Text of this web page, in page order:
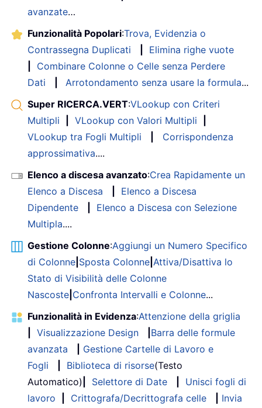
avanzate…
Funzionalità Popolari:Trova, Evidenzia o
Contrassegna Duplicati
Elimina righe vuote
Combinare Colonne o Celle senza Perdere
Dati
Arrotondamento senza usare la formula...
Super RICERCA.VERT:VLookup con Criteri
Multipli
VLookup con Valori Multipli
VLookup tra Fogli Multipli
Corrispondenza
approssimativa....
Elenco a discesa avanzato:Crea Rapidamente un
Elenco a Discesa
Elenco a Discesa
Dipendente
Elenco a Discesa con Selezione
Multipla....
Gestione Colonne:Aggiungi un Numero Specifico
di Colonne Sposta Colonne Attiva/Disattiva lo
Stato di Visibilità delle Colonne
Nascoste Confronta Intervalli e Colonne...
Funzionalità in Evidenza:Attenzione della griglia
Visualizzazione Design
Barra delle formule
avanzata
Gestione Cartelle di Lavoro e
Fogli
Biblioteca di risorse(Testo
Automatico)
Selettore di Date
Unisci fogli di
lavoro
Crittografa/Decrittografa celle
Invia